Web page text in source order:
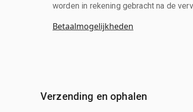
worden in rekening gebracht na de
Betaalmogelijkheden
Verzending en ophalen